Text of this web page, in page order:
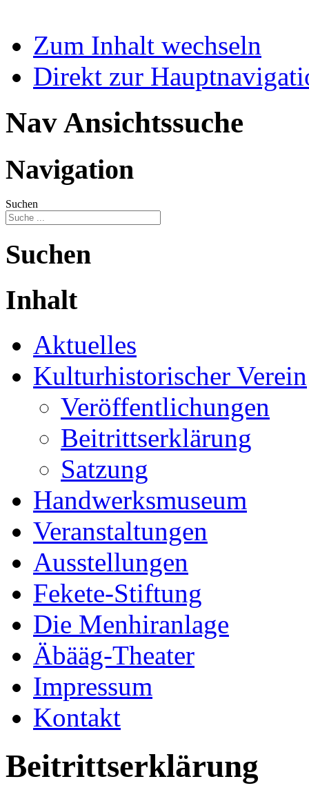
Zum Inhalt wechseln
Direkt zur
Nav Ansichtssuche
Navigation
Suchen
Suchen
Inhalt
Aktuelles
Kulturhistorischer Verein
Veröffentlichungen
Beitrittserklärung
Satzung
Handwerksmuseum
Veranstaltungen
Ausstellungen
Fekete-Stiftung
Die Menhiranlage
Äbääg-Theater
Impressum
Kontakt
Beitrittserklärung